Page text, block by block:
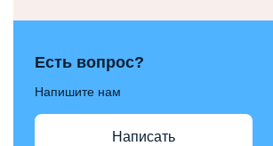
Есть вопрос?
Напишите нам
Написать